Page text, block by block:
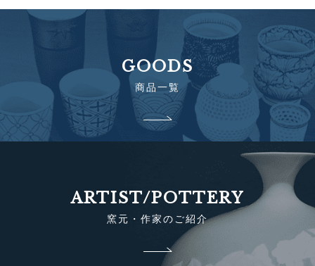
GOODS
商品一覧
ARTIST/POTTERY
窯元・作家のご紹介